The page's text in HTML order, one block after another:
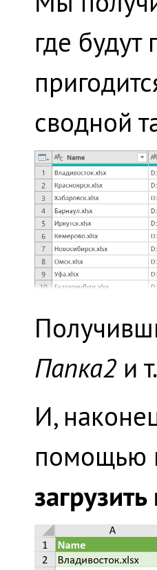
где
сводной
Папка2 и
И,
помощью